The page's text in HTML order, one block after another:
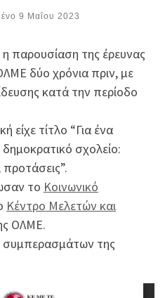
9 Μαΐου 2023
παρουσίαση της έρευνας
δύο χρόνια πριν, με
κατά την περίοδο
είχε τίτλο “Για ένα
σχολείο:
το Κοινωνικό
Κέντρο Μελετών και
ΟΛΜΕ.
συμπερασμάτων της